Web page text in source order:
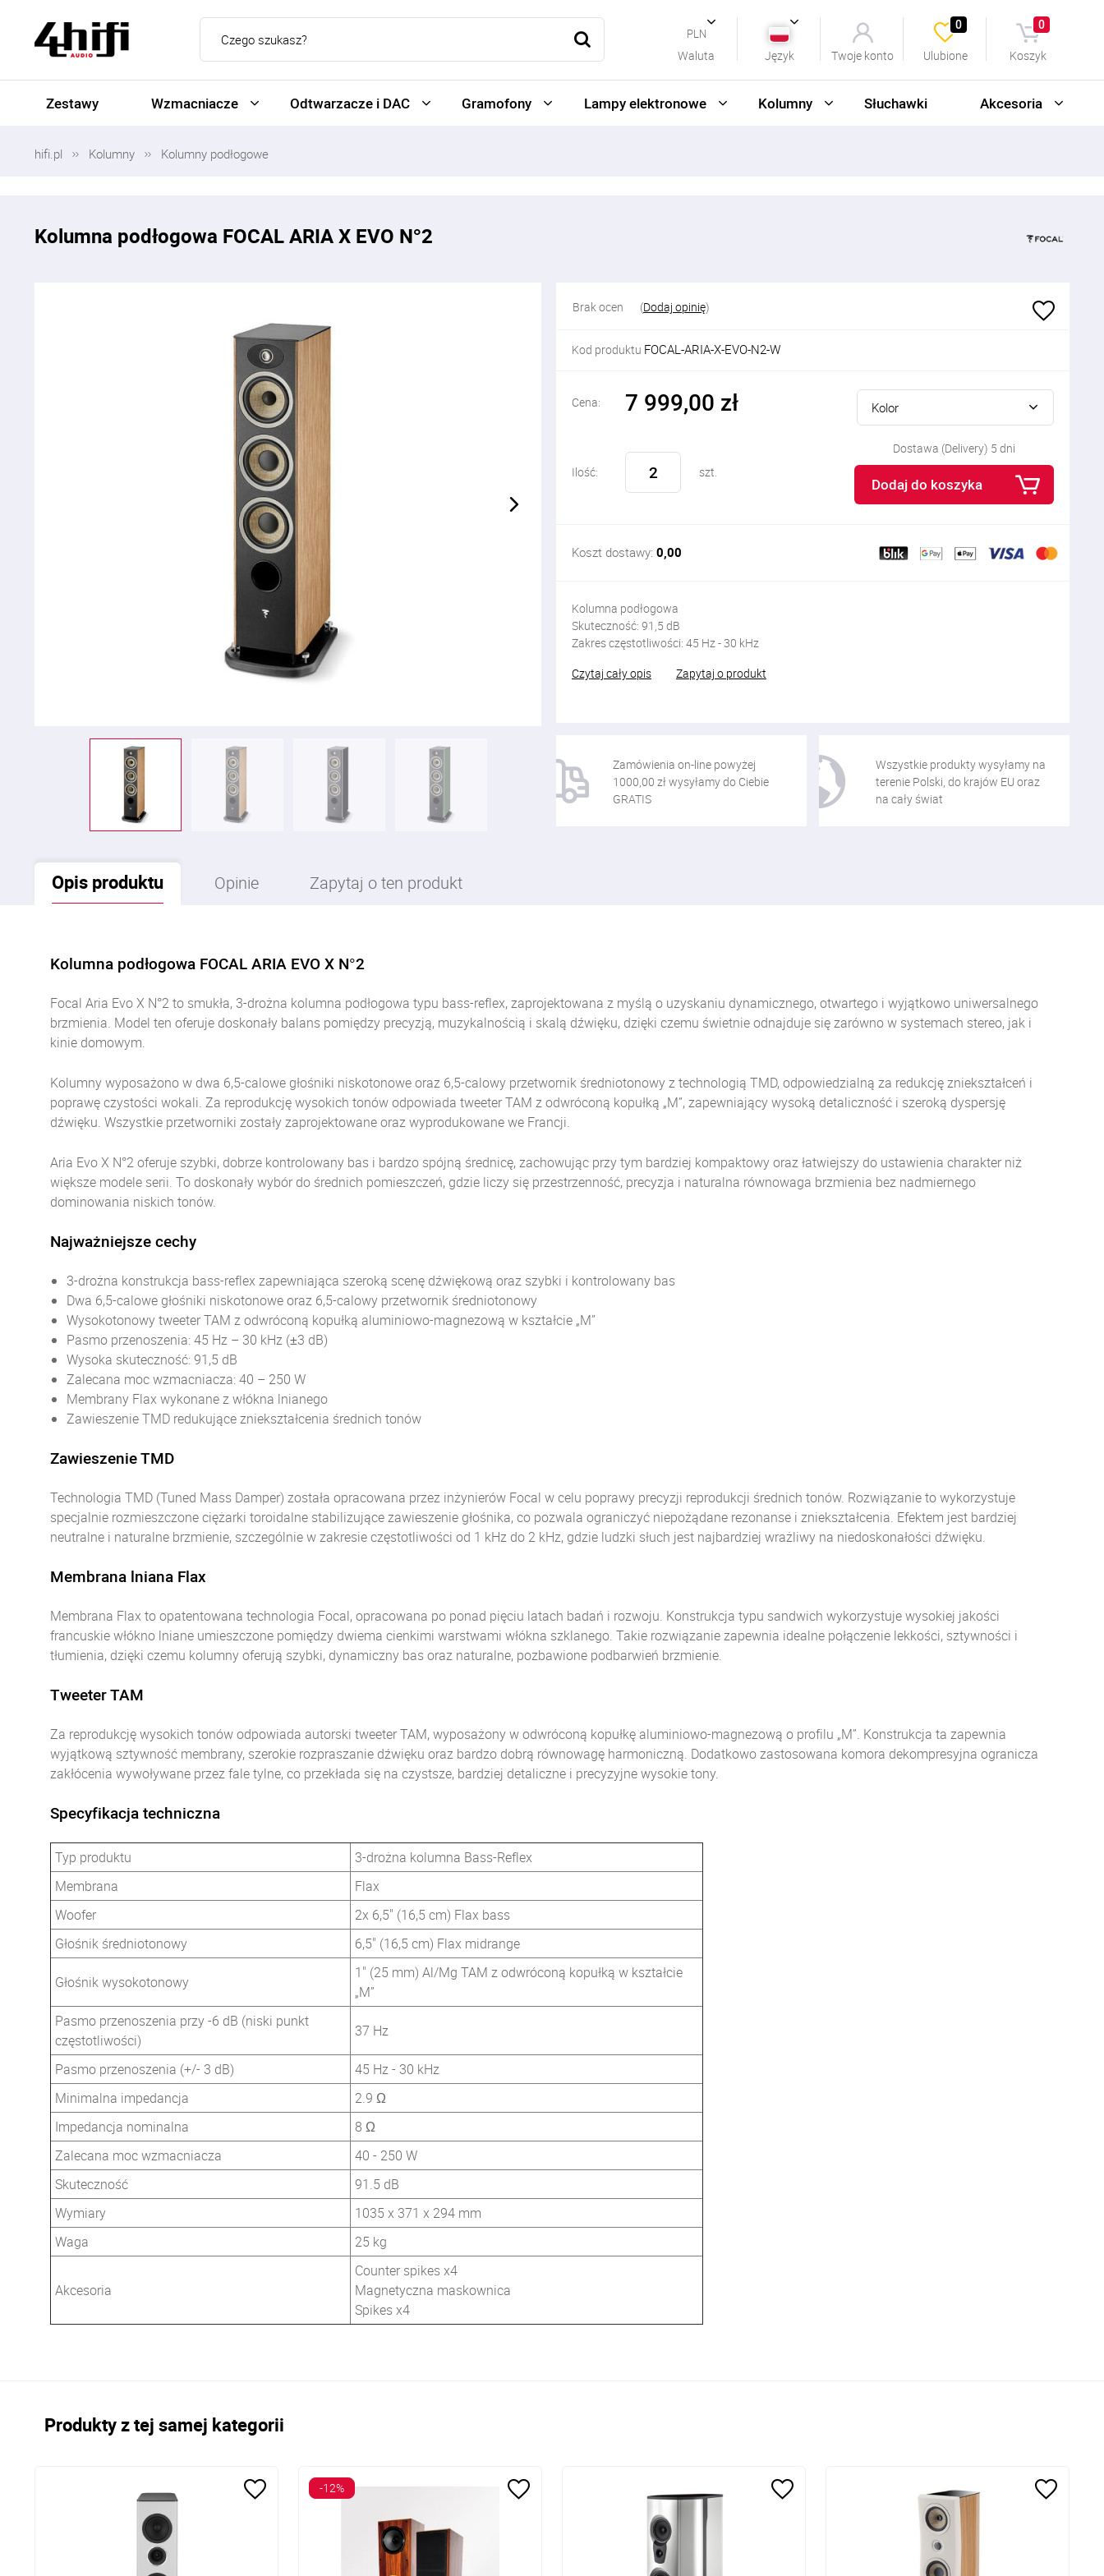
Waluta
PLN
Język Twoje konto Ulubione
0
Koszyk
0
Zestawy Wzmacniacze Odtwarzacze i DAC Gramofony Lampy elektronowe Kolumny Słuchawki Akcesoria
hifi.pl Kolumny Kolumny podłogowe
Kolumna podłogowa FOCAL ARIA X EVO N°2
Brak ocen (Dodaj opinię)
Kod produktu FOCAL-ARIA-X-EVO-N2-W
Cena: 7 999,00 zł Kolor
Ilość: szt.
Dostawa (Delivery) 5 dni
Dodaj do koszyka
Koszt dostawy: 0,00
Kolumna podłogowa
Skuteczność: 91,5 dB
Zakres częstotliwości: 45 Hz - 30 kHz
Czytaj cały opis
Zapytaj o produkt
Zamówienia on-line powyżej
1000,00 zł wysyłamy do Ciebie
GRATIS
Wszystkie produkty wysyłamy na
terenie Polski, do krajów EU oraz
na cały świat
Opis produktu Opinie Zapytaj o ten produkt
Kolumna podłogowa FOCAL ARIA EVO X N°2
Focal Aria Evo X N°2 to smukła, 3-drożna kolumna podłogowa typu bass-reflex, zaprojektowana z myślą o uzyskaniu dynamicznego, otwartego i wyjątkowo uniwersalnego
brzmienia. Model ten oferuje doskonały balans pomiędzy precyzją, muzykalnością i skalą dźwięku, dzięki czemu świetnie odnajduje się zarówno w systemach stereo, jak i
kinie domowym.
Kolumny wyposażono w dwa 6,5-calowe głośniki niskotonowe oraz 6,5-calowy przetwornik średniotonowy z technologią TMD, odpowiedzialną za redukcję zniekształceń i
poprawę czystości wokali. Za reprodukcję wysokich tonów odpowiada tweeter TAM z odwróconą kopułką „M”, zapewniający wysoką detaliczność i szeroką dyspersję
dźwięku. Wszystkie przetworniki zostały zaprojektowane oraz wyprodukowane we Francji.
Aria Evo X N°2 oferuje szybki, dobrze kontrolowany bas i bardzo spójną średnicę, zachowując przy tym bardziej kompaktowy oraz łatwiejszy do ustawienia charakter niż
większe modele serii. To doskonały wybór do średnich pomieszczeń, gdzie liczy się przestrzenność, precyzja i naturalna równowaga brzmienia bez nadmiernego
dominowania niskich tonów.
Najważniejsze cechy
3-drożna konstrukcja bass-reflex zapewniająca szeroką scenę dźwiękową oraz szybki i kontrolowany bas
Dwa 6,5-calowe głośniki niskotonowe oraz 6,5-calowy przetwornik średniotonowy
Wysokotonowy tweeter TAM z odwróconą kopułką aluminiowo-magnezową w kształcie „M”
Pasmo przenoszenia: 45 Hz – 30 kHz (±3 dB)
Wysoka skuteczność: 91,5 dB
Zalecana moc wzmacniacza: 40 – 250 W
Membrany Flax wykonane z włókna lnianego
Zawieszenie TMD redukujące zniekształcenia średnich tonów
Zawieszenie TMD
Technologia TMD (Tuned Mass Damper) została opracowana przez inżynierów Focal w celu poprawy precyzji reprodukcji średnich tonów. Rozwiązanie to wykorzystuje
specjalnie rozmieszczone ciężarki toroidalne stabilizujące zawieszenie głośnika, co pozwala ograniczyć niepożądane rezonanse i zniekształcenia. Efektem jest bardziej
neutralne i naturalne brzmienie, szczególnie w zakresie częstotliwości od 1 kHz do 2 kHz, gdzie ludzki słuch jest najbardziej wrażliwy na niedoskonałości dźwięku.
Membrana lniana Flax
Membrana Flax to opatentowana technologia Focal, opracowana po ponad pięciu latach badań i rozwoju. Konstrukcja typu sandwich wykorzystuje wysokiej jakości
francuskie włókno lniane umieszczone pomiędzy dwiema cienkimi warstwami włókna szklanego. Takie rozwiązanie zapewnia idealne połączenie lekkości, sztywności i
tłumienia, dzięki czemu kolumny oferują szybki, dynamiczny bas oraz naturalne, pozbawione podbarwień brzmienie.
Tweeter TAM
Za reprodukcję wysokich tonów odpowiada autorski tweeter TAM, wyposażony w odwróconą kopułkę aluminiowo-magnezową o profilu „M”. Konstrukcja ta zapewnia
wyjątkową sztywność membrany, szerokie rozpraszanie dźwięku oraz bardzo dobrą równowagę harmoniczną. Dodatkowo zastosowana komora dekompresyjna ogranicza
zakłócenia wywoływane przez fale tylne, co przekłada się na czystsze, bardziej detaliczne i precyzyjne wysokie tony.
Specyfikacja techniczna
Typ produktu
3-drożna kolumna Bass-Reflex
Membrana
Flax
Woofer
2x 6,5" (16,5 cm) Flax bass
Głośnik średniotonowy
6,5" (16,5 cm) Flax midrange
Głośnik wysokotonowy
1" (25 mm) Al/Mg TAM z odwróconą kopułką w kształcie
„M”
Pasmo przenoszenia przy -6 dB (niski punkt
częstotliwości)
37 Hz
Pasmo przenoszenia (+/- 3 dB)
45 Hz - 30 kHz
Minimalna impedancja
2.9 Ω
Impedancja nominalna
8 Ω
Zalecana moc wzmacniacza
40 - 250 W
Skuteczność
91.5 dB
Wymiary
1035 x 371 x 294 mm
Waga
25 kg
Akcesoria
Counter spikes x4
Magnetyczna maskownica
Spikes x4
Produkty z tej samej kategorii
-12%